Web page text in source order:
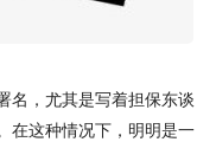
，尤其是写着担保东谈
在这种情况下，明明是一